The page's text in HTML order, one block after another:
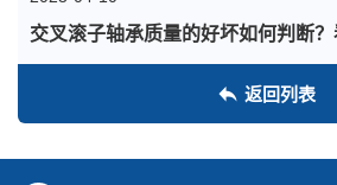
交叉滚子轴承质量的好坏如何判断
返回列表